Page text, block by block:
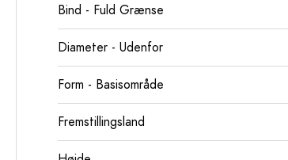
Bind - Fuld Grænse
Diameter - Udenfor
Form - Basisområde
Fremstillingsland